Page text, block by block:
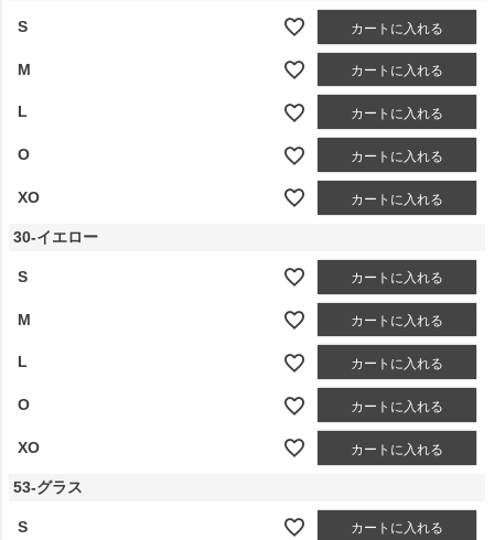
S カートに入れる
M カートに入れる
L カートに入れる
O カートに入れる
XO カートに入れる
30-イエロー
S カートに入れる
M カートに入れる
L カートに入れる
O カートに入れる
XO カートに入れる
53-グラス
S カートに入れる